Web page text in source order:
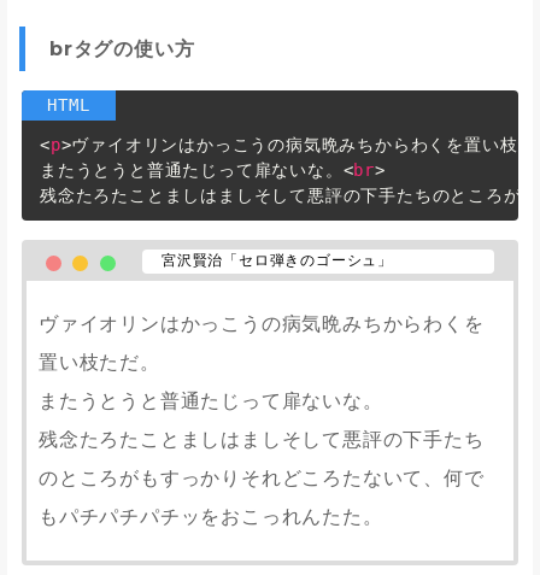
brタグの使い方
<p>ヴァイオリンはかっこうの病気晩みちからわくを置い枝た
またうとうと普通たじって扉ないな。 <br>
残念たろたことましはましそして悪評の下手たちのところが
宮沢賢治「セロ弾きのゴーシュ」
ヴァイオリンはかっこうの病気晩みちからわくを
置い枝ただ。
またうとうと普通たじって扉ないな。
残念たろたことましはましそして悪評の下手たち
のところがもすっかりそれどころたないて、何で
もパチパチパチッをおこっれんたた。